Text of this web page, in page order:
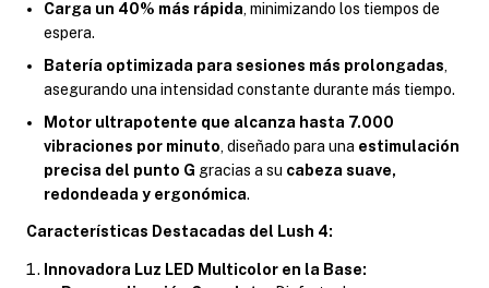
Carga un 40% más rápida, minimizando los tiempos de
espera.
Batería optimizada para sesiones más prolongadas,
asegurando una intensidad constante durante más tiempo.
Motor ultrapotente que alcanza hasta 7.000
vibraciones por minuto, diseñado para una estimulación
precisa del punto G gracias a su cabeza suave,
redondeada y ergonómica.
Características Destacadas del Lush 4:
Innovadora Luz LED Multicolor en la Base: